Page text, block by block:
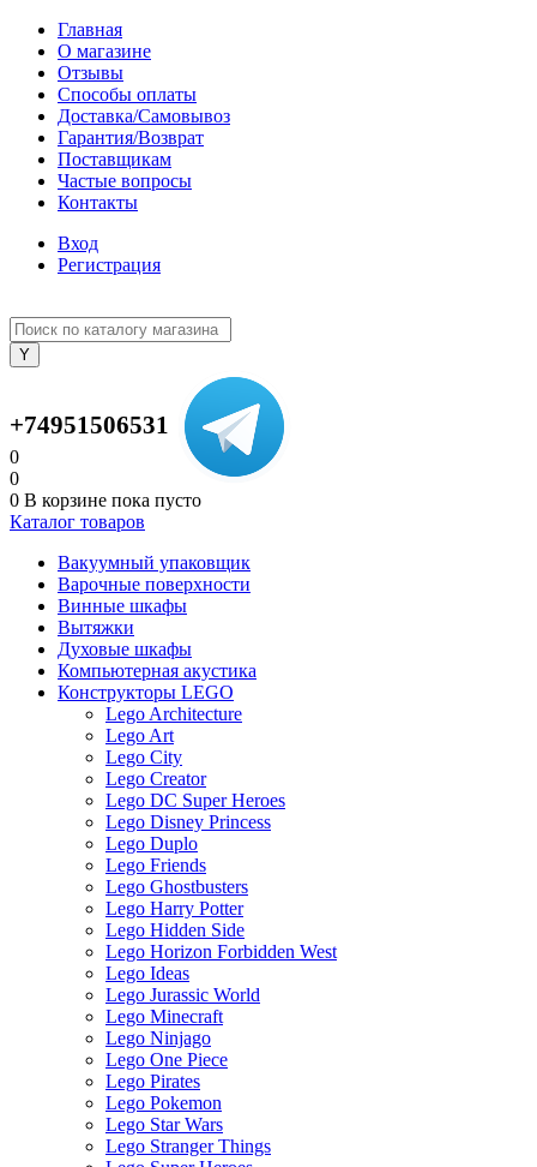
Главная
О магазине
Отзывы
Способы оплаты
Доставка/Самовывоз
Гарантия/Возврат
Поставщикам
Частые вопросы
Контакты
Вход
Регистрация
+74951506531
0
0
0 В корзине пока пусто
Каталог товаров
Вакуумный упаковщик
Варочные поверхности
Винные шкафы
Вытяжки
Духовые шкафы
Компьютерная акустика
Конструкторы LEGO
Lego Architecture
Lego Art
Lego City
Lego Creator
Lego DC Super Heroes
Lego Disney Princess
Lego Duplo
Lego Friends
Lego Ghostbusters
Lego Harry Potter
Lego Hidden Side
Lego Horizon Forbidden West
Lego Ideas
Lego Jurassic World
Lego Minecraft
Lego Ninjago
Lego One Piece
Lego Pirates
Lego Pokemon
Lego Star Wars
Lego Stranger Things